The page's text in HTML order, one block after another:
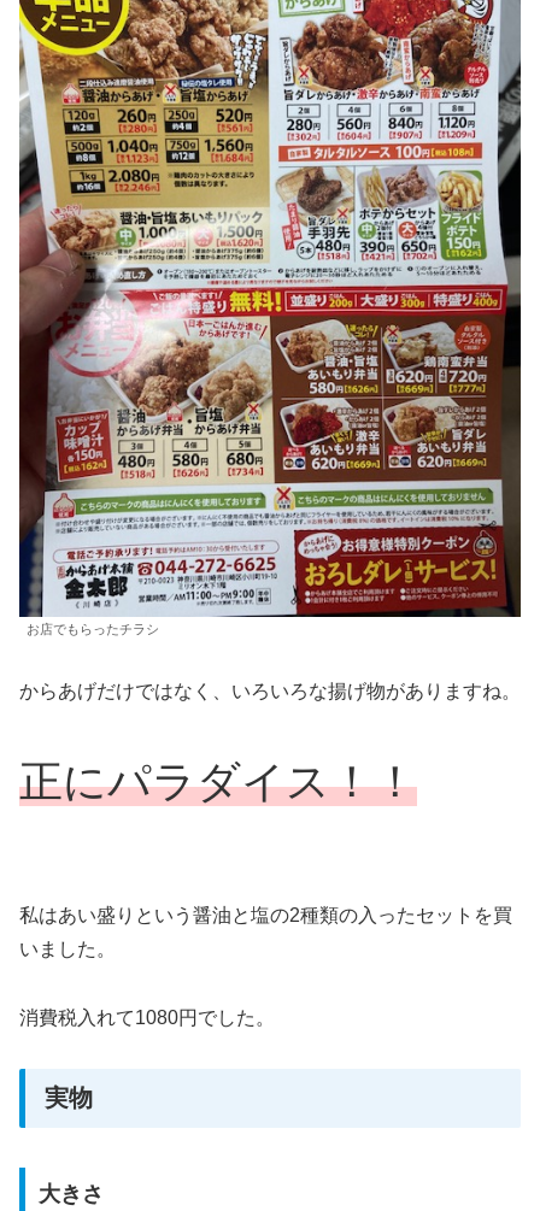
お店でもらったチラシ
からあげだけではなく、いろいろな揚げ物がありますね。
正にパラダイス！！
私はあい盛りという醤油と塩の2種類の入ったセットを買
いました。
消費税入れて1080円でした。
実物
大きさ